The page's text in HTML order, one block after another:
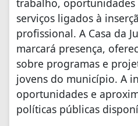
trabalho,
serviços ligados à
profissional. A Casa da
marcará presença,
sobre programas e
jovens do município. A
oportunidades e
políticas públicas